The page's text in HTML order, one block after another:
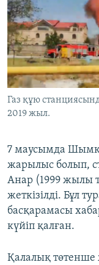
Русский
ЖАЗЫЛЫҢЫЗ
Басқа тілдерде
Газ құю
2019 жыл.
7 маусымда
жарылыс болып,
Анар (1999 жылы
жеткізілді. Бұл
басқарамасы
күйіп қалған.
Қалалық төтенше